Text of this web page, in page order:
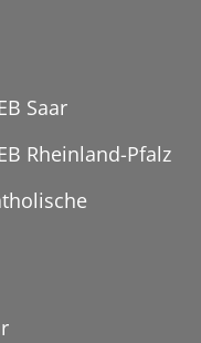
Saar
Rheinland-Pfalz